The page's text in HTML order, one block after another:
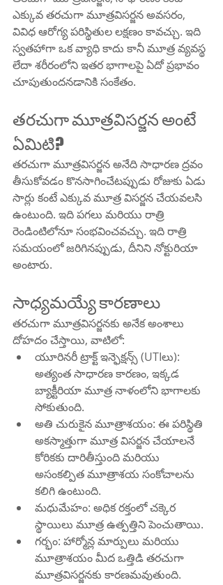
ఎక్కువ తరచుగా మూత్రవిసర్జన అవసరం,
వివిధ ఆరోగ్య పరిస్థితుల లక్షణం కావచ్చు. ఇది
స్వతహాగా ఒక వ్యాధి కాదు కానీ మూత్ర వ్యవస్థ
లేదా శరీరంలోని ఇతర భాగాలపై ఏదో ప్రభావం
చూపుతుందనడానికి సంకేతం.
తరచుగా మూత్రవిసర్జన అంటే
ఏమిటి?
తరచుగా మూత్రవిసర్జన అనేది సాధారణ ద్రవం
తీసుకోవడం కొనసాగించేటప్పుడు రోజుకు ఏడు
సార్లు కంటే ఎక్కువ మూత్ర విసర్జన చేయవలసి
ఉంటుంది. ఇది పగలు మరియు రాత్రి
రెండింటిలోనూ సంభవించవచ్చు. ఇది రాత్రి
సమయంలో జరిగినప్పుడు, దీనిని నోక్టురియా
అంటారు.
సాధ్యమయ్యే కారణాలు
తరచుగా మూత్రవిసర్జనకు అనేక అంశాలు
దోహదం చేస్తాయి, వాటిలో:
యూరినరీ ట్రాక్ట్ ఇన్ఫెక్షన్స్ (UTIలు):
అత్యంత సాధారణ కారణం, ఇక్కడ
బ్యాక్టీరియా మూత్ర నాళంలోని భాగాలకు
సోకుతుంది.
అతి చురుకైన మూత్రాశయం: ఈ పరిస్థితి
అకస్మాత్తుగా మూత్ర విసర్జన చేయాలనే
కోరికకు దారితీస్తుంది మరియు
అసంకల్పిత మూత్రాశయ సంకోచాలను
కలిగి ఉంటుంది.
మధుమేహం: అధిక రక్తంలో చక్కెర
స్థాయిలు మూత్ర ఉత్పత్తిని పెంచుతాయి.
గర్భం: హార్మోన్ల మార్పులు మరియు
మూత్రాశయం మీద ఒత్తిడి తరచుగా
మూత్రవిసర్జనకు కారణమవుతుంది.